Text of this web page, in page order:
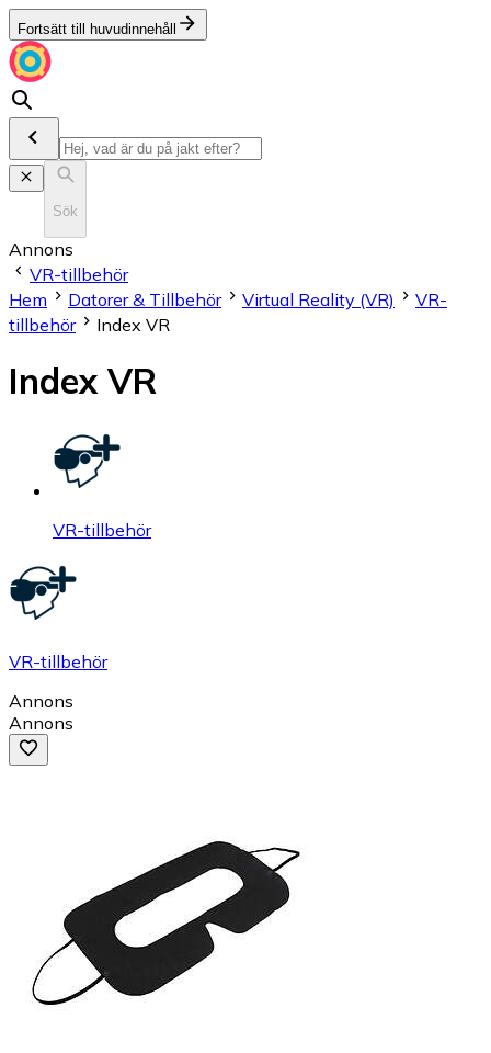
Fortsätt till huvudinnehåll
Sök
Annons
VR-tillbehör
Hem
Datorer & Tillbehör Virtual Reality (VR)
VR-
tillbehör
Index VR
Index VR
VR-tillbehör
VR-tillbehör
Annons
Annons